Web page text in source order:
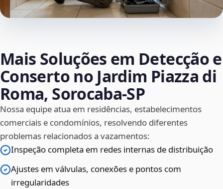
Mais Soluções em Detecção e
Conserto no Jardim Piazza di
Roma, Sorocaba‑SP
Nossa equipe atua em residências, estabelecimentos
comerciais e condomínios, resolvendo diferentes
problemas relacionados a vazamentos:
Inspeção completa em redes internas de distribuição
Ajustes em válvulas, conexões e pontos com
irregularidades